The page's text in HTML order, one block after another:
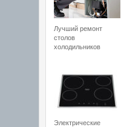
Лучший ремонт
столов
холодильников
Электрические